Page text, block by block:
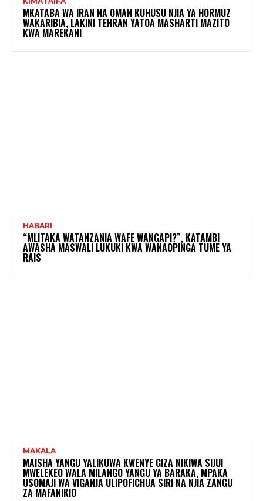
MKATABA WA IRAN NA OMAN KUHUSU NJIA YA HORMUZ
WAKARIBIA, LAKINI TEHRAN YATOA MASHARTI MAZITO
KWA MAREKANI
HABARI
“MLITAKA WATANZANIA WAFE WANGAPI?”, KATAMBI
AWASHA MASWALI LUKUKI KWA WANAOPINGA TUME YA
RAIS
MAKALA
MAISHA YANGU YALIKUWA KWENYE GIZA NIKIWA SIJUI
MWELEKEO WALA MILANGO YANGU YA BARAKA, MPAKA
USOMAJI WA VIGANJA ULIPOFICHUA SIRI NA NJIA ZANGU
ZA MAFANIKIO